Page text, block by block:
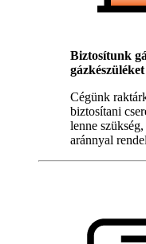
Biztosítunk
gázkészüléket
Cégünk
biztosítani
lenne
aránnyal